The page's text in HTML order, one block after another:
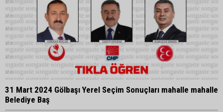
31 Mart 2024 Gölbaşı Yerel Seçim Sonuçları mahalle mahalle
Belediye Baş